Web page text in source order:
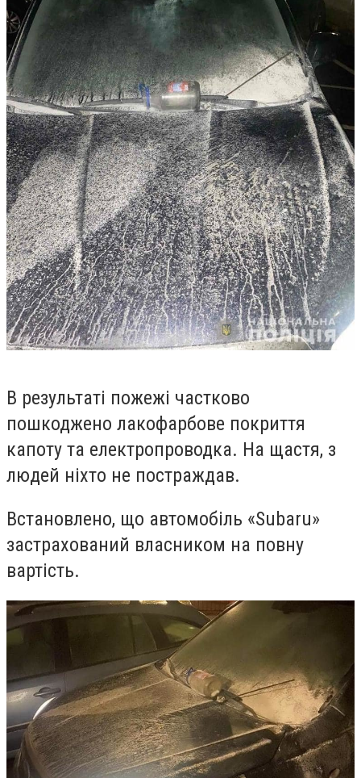
В результаті пожежі частково
пошкоджено лакофарбове покриття
капоту та електропроводка. На щастя, з
людей ніхто не постраждав.
Встановлено, що автомобіль «Subaru»
застрахований власником на повну
вартість.